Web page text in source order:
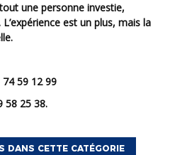
est un plus, mais la
74 59 12 99
58 25 38.
DANS CETTE CATÉGORIE